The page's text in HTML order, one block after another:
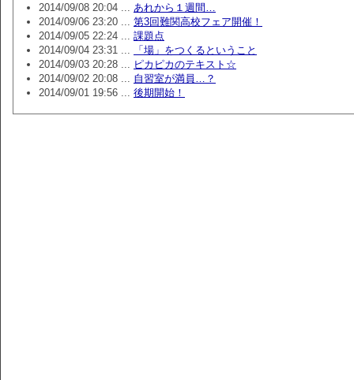
2014/09/08 20:04 ... あれから１週間…
2014/09/06 23:20 ... 第3回難関高校フェア開催！
2014/09/05 22:24 ... 課題点
2014/09/04 23:31 ...
「場」をつくるということ
2014/09/03 20:28 ... ピカピカのテキスト☆
2014/09/02 20:08 ... 自習室が満員…？
2014/09/01 19:56 ... 後期開始！